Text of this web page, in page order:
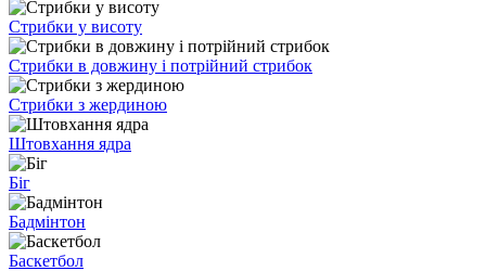
Стрибки у висоту
Стрибки в довжину і потрійний стрибок
Стрибки з жердиною
Штовхання ядра
Біг
Бадмінтон
Баскетбол